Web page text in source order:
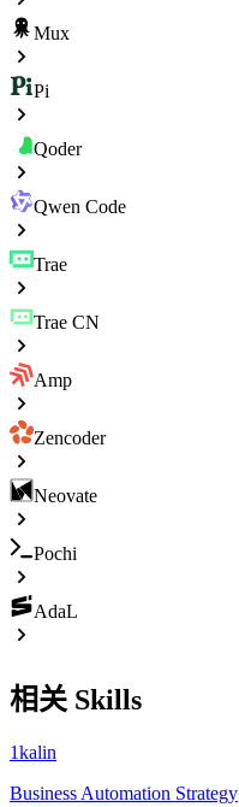
Mux
Pi
Qoder
Qwen Code
Trae
Trae CN
Amp
Zencoder
Neovate
Pochi
AdaL
相关 Skills
1kalin
Business Automation Strategy